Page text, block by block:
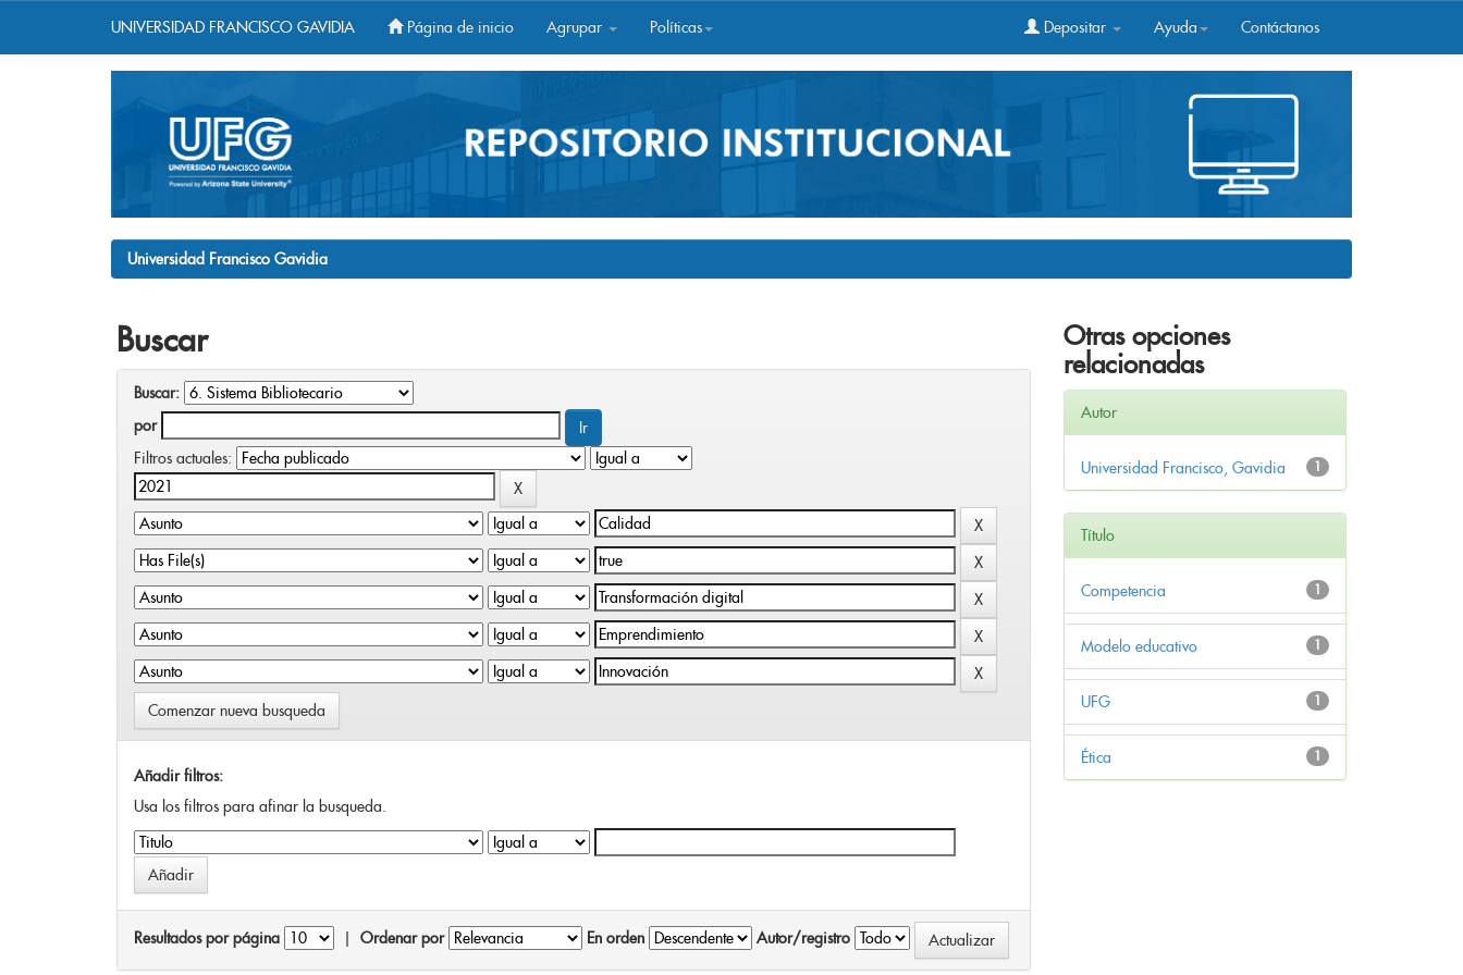
UNIVERSIDAD FRANCISCO GAVIDIA Página de inicio Agrupar Políticas Depositar Ayuda Contáctanos
Universidad Francisco Gavidia
Buscar
Buscar:
por
Filtros actuales:
Comenzar nueva busqueda
Añadir filtros:
Usa los filtros para afinar la busqueda.
Resultados por página Ordenar por En orden Autor/registro
Otras opciones
relacionadas
Autor
1
Universidad Francisco, Gavidia
Título
1
Competencia
1
Modelo educativo
1
UFG
1
Ética